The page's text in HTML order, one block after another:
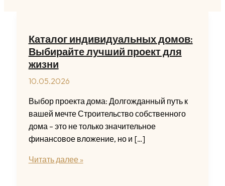
Каталог индивидуальных домов:
Выбирайте лучший проект для
жизни
10.05.2026
Выбор проекта дома: Долгожданный путь к
вашей мечте Строительство собственного
дома – это не только значительное
финансовое вложение, но и […]
Каталог
Читать далее »